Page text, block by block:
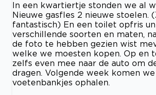
In een kwartiertje stonden we al
Nieuwe gasfles 2 nieuwe stoelen.
fantastisch) En een toilet opfris
verschillende soorten en maten,
de foto te hebben gezien wist
welke we moesten kopen. Op en
zelfs even mee naar de auto om
dragen. Volgende week komen
voetenbankjes ophalen.